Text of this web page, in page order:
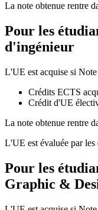
La note obtenue rentre
Pour les
d'ingénieur
L'UE est acquise si
Crédits ECTS
Crédit d'UE
La note obtenue rentre
L'UE est évaluée par les
Pour les
Graphic &